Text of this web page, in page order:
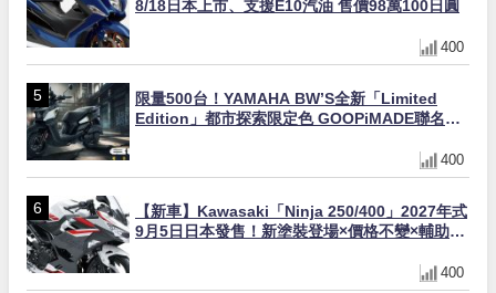
8/18日本上市、支援E10汽油 售價98萬100日圓
400
限量500台！YAMAHA BW’S全新「Limited
Edition」都市探索限定色 GOOPiMADE聯名包
400
【新車】Kawasaki「Ninja 250/400」2027年式
9月5日日本發售！新塗裝登場×價格不變×輔助滑
400